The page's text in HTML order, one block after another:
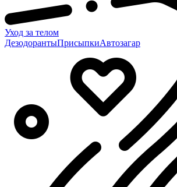
Уход за телом
ДезодорантыПрисыпкиАвтозагар